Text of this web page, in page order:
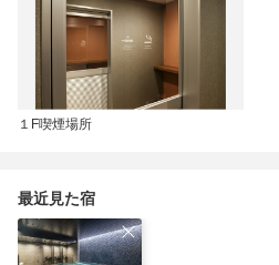
１F喫煙場所
最近見た宿